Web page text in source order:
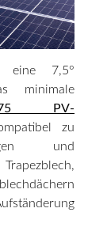
eine 7,5°
minimale
75 PV-
zu
und